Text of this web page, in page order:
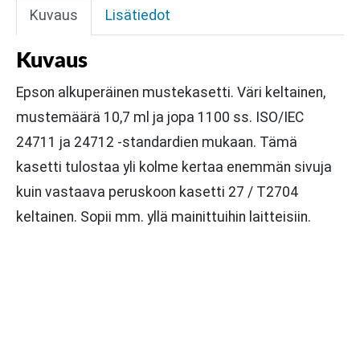
Kuvaus Lisätiedot
Kuvaus
Epson alkuperäinen mustekasetti. Väri keltainen,
mustemäärä 10,7 ml ja jopa 1100 ss. ISO/IEC
24711 ja 24712 -standardien mukaan. Tämä
kasetti tulostaa yli kolme kertaa enemmän sivuja
kuin vastaava peruskoon kasetti 27 / T2704
keltainen. Sopii mm. yllä mainittuihin laitteisiin.